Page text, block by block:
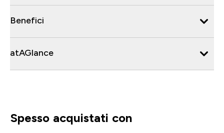
Benefici
atAGlance
Spesso acquistati con